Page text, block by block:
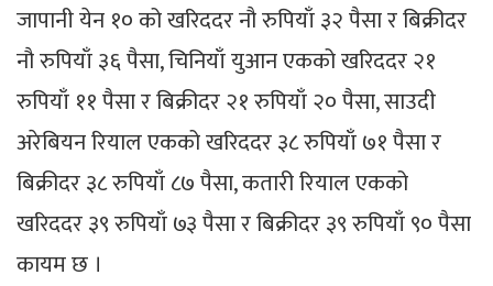
जापानी येन १० को खरिददर नौ रुपियाँ ३२ पैसा र बिक्रीदर
नौ रुपियाँ ३६ पैसा, चिनियाँ युआन एकको खरिददर २१
रुपियाँ ११ पैसा र बिक्रीदर २१ रुपियाँ २० पैसा, साउदी
अरेबियन रियाल एकको खरिददर ३८ रुपियाँ ७१ पैसा र
बिक्रीदर ३८ रुपियाँ ८७ पैसा, कतारी रियाल एकको
खरिददर ३९ रुपियाँ ७३ पैसा र बिक्रीदर ३९ रुपियाँ ९० पैसा
कायम छ ।